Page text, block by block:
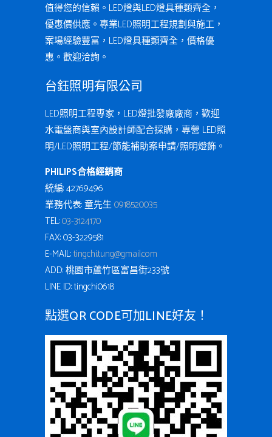
值得您的信賴。LED燈與LED燈具種類齊全，
優惠價供應。專業LED照明工程規劃與施工，
案場經驗豐富，LED燈具種類齊全，價格優
惠。歡迎洽詢。
台鈺照明有限公司
LED照明工程專家，LED燈批發廠廠商，歡迎
水電盤商與室內設計師配合採購，專營 LED照
明/LED照明工程/節能補助案申請/照明燈飾。
PHILIPS合格經銷商
統編: 42769496
業務代表: 童先生0918520035
TEL:03-3124170
FAX: 03-3229581
E-MAIL:tingchi.tung@gmail.com
ADD: 桃園市蘆竹區富昌街233號
LINE ID: tingchi0618
點選QR CODE可加LINE好友！